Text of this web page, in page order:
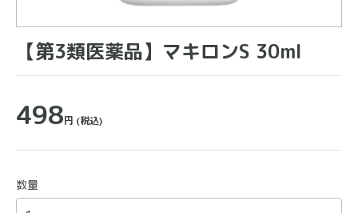
【第3類医薬品】マキロンS 30ml
498円 (税込)
数量